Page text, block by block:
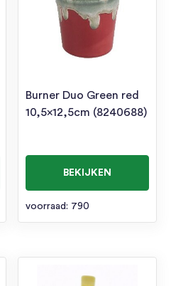
Burner Duo Green red
10,5×12,5cm (8240688)
BEKIJKEN
voorraad: 790